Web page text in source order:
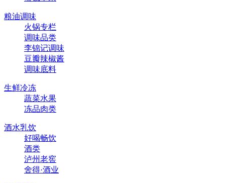
粮油调味
火锅专栏
调味品类
李锦记调味
豆瓣辣椒酱
调味底料
生鲜冷冻
蔬菜水果
冻品肉类
酒水乳饮
好喝畅饮
酒类
泸州老窖
舍得·酒业